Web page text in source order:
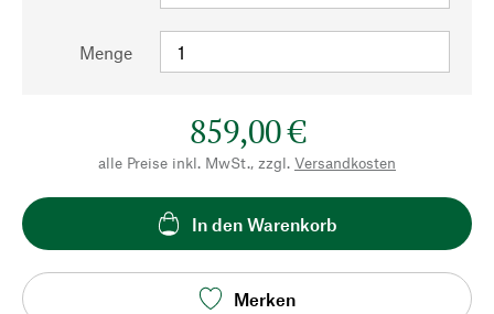
Menge
859,00 €
alle Preise inkl. MwSt., zzgl. Versandkosten
In den Warenkorb
Merken